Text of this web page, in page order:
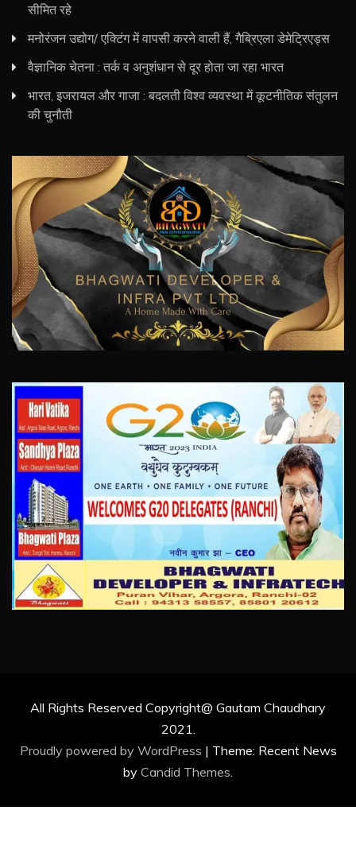
सीमित रहे
मनोरंजन उद्योग/ एक्टिंग में वापसी करने वाली हैं, गैब्रिएला डेमेट्रिएड्स
वैज्ञानिक चेतना : तर्क व अनुशंधान से दूर होता जा रहा भारत
भारत, इजरायल और गाजा : बदलती विश्व व्यवस्था में कूटनीतिक संतुलन
की चुनौती
All Rights Reserved Copyright@ Gautam Chaudhary
2021.
Proudly powered by WordPress | Theme: Recent News
by Candid Themes.